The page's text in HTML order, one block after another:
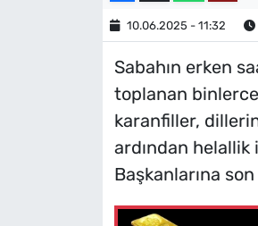
10.06.2025 - 11:32
Sabahın erken
toplanan binlerce
karanfiller,
ardından helallik
Başkanlarına